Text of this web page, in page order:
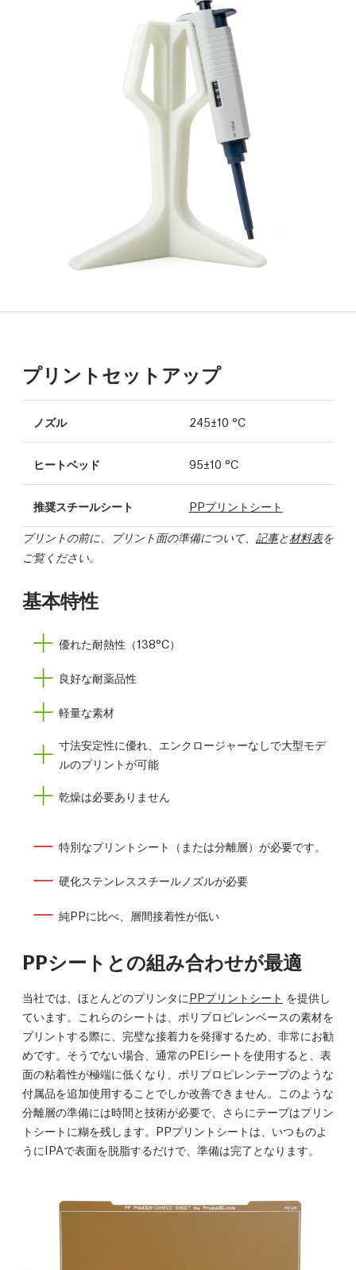
プリントセットアップ
ノズル 245±10 °C
ヒートベッド 95±10 °C
推奨スチールシート PPプリントシート
プリントの前に、プリント面の準備について、 記事と材料表を
ご覧ください。
基本特性
優れた耐熱性（138°C）
良好な耐薬品性
軽量な素材
寸法安定性に優れ、エンクロージャーなしで大型モデ
ルのプリントが可能
乾燥は必要ありません
特別なプリントシート（または分離層）が必要です。
硬化ステンレススチールノズルが必要
純PPに比べ、層間接着性が低い
PPシートとの組み合わせが最適
当社では、ほとんどのプリンタにPPプリントシート を提供し
ています。これらのシートは、ポリプロピレンベースの素材を
プリントする際に、完璧な接着力を発揮するため、非常にお勧
めです。そうでない場合、通常のPEIシートを使用すると、表
面の粘着性が極端に低くなり、ポリプロピレンテープのような
付属品を追加使用することでしか改善できません。このような
分離層の準備には時間と技術が必要で、さらにテープはプリン
トシートに糊を残します。PPプリントシートは、いつものよ
うにIPAで表面を脱脂するだけで、準備は完了となります。